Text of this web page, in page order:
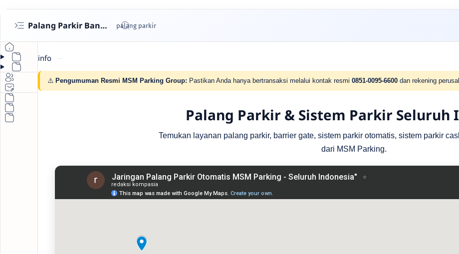
Palang Parkir Bandung- Cashless untuk Perumahan & Gedung | MSM Parking
info
⚠️ Pengumuman Resmi MSM Parking Group: Pastikan Anda hanya bertransaksi melalui kontak resmi 0851-0095-6600 dan rekening
Palang Parkir & Sistem Parkir Seluruh
Temukan layanan palang parkir, barrier gate, sistem parkir otomatis, sistem parkir
dari MSM Parking.